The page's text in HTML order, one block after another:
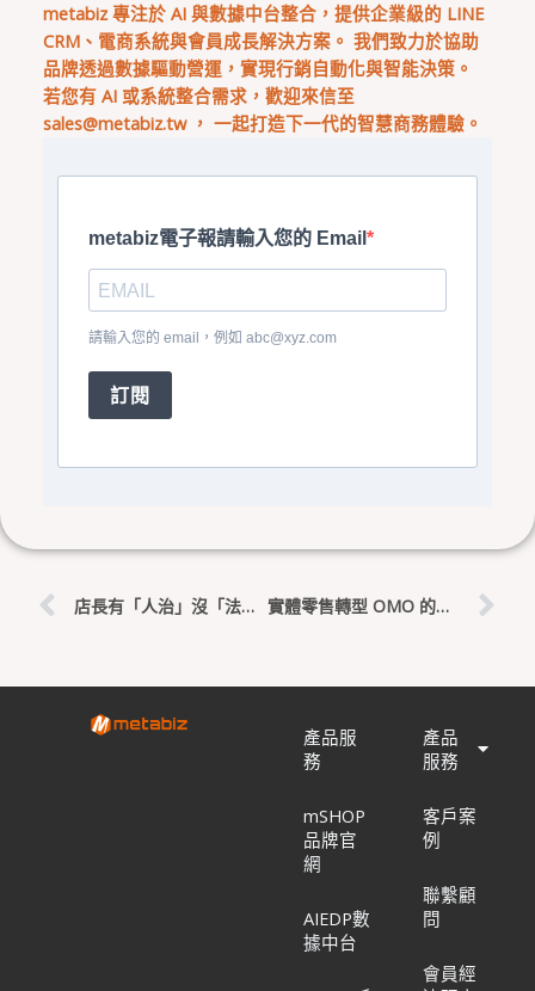
metabiz 專注於 AI 與數據中台整合，提供企業級的 LINE
CRM、電商系統與會員成長解決方案。 我們致力於協助
品牌透過數據驅動營運，實現行銷自動化與智能決策。
若您有 AI 或系統整合需求，歡迎來信至
sales@metabiz.tw， 一起打造下一代的智慧商務體驗。
metabiz電子報請輸入您的 Email
請輸入您的 email，例如 abc@xyz.com
訂閱
店長有「人治」沒「法治」？如何用透明數據看板建立可複製的店東思維 實體零售轉型 OMO 的致命誤區：你是在「做整合」還是在「做融合」
產品服
務
mSHOP
品牌官
網
AIEDP數
據中台
產品
服務
客戶案
例
聯繫顧
問
會員經